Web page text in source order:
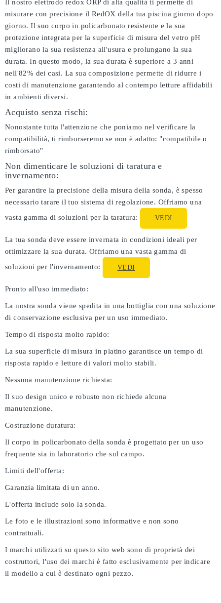
Il nostro elettrodo redox ORP di alta qualità ti permette di
misurare con precisione il RedOX della tua piscina giorno dopo
giorno. Il suo corpo in policarbonato resistente e la sua
protezione integrata per la superficie di misura del vetro pH
migliorano la sua resistenza all'usura e prolungano la sua
durata. In questo modo, la sua durata è superiore a 3 anni
nell'82% dei casi. La sua composizione permette di ridurre i
costi di manutenzione garantendo al contempo letture affidabili
in ambienti diversi.
Acquisto senza rischi:
Nonostante tutta l'attenzione che poniamo nel verificare la
compatibilità, ti rimborseremo se non è adatto: "compatibile o
rimborsato"
Non dimenticare le soluzioni di taratura e
invernamento:
Per garantire la precisione della misura della sonda, è spesso
necessario tarare il tuo sistema di regolazione. Offriamo una
vasta gamma di soluzioni per la taratura:
VEDI
La tua sonda deve essere invernata in condizioni ideali per
ottimizzare la sua durata. Offriamo una vasta gamma di
soluzioni per l'invernamento:
VEDI
Pronto all'uso immediato:
La nostra sonda viene spedita in una bottiglia con una soluzione
di conservazione esclusiva per un uso immediato.
Tempo di risposta molto rapido:
La sua superficie di misura in platino garantisce un tempo di
risposta rapido e letture di valori molto stabili.
Nessuna manutenzione richiesta:
Il suo design unico e robusto non richiede alcuna
manutenzione.
Costruzione duratura:
Il corpo in policarbonato della sonda è progettato per un uso
frequente sia in laboratorio che sul campo.
Limiti dell'offerta:
Garanzia limitata di un anno.
L'offerta include solo la sonda.
Le foto e le illustrazioni sono informative e non sono
contrattuali.
I marchi utilizzati su questo sito web sono di proprietà dei
costruttori, l'uso dei marchi è fatto esclusivamente per indicare
il modello a cui è destinato ogni pezzo.